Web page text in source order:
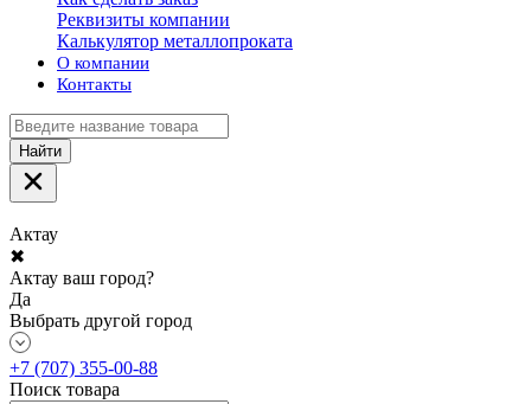
Реквизиты компании
Калькулятор металлопроката
О компании
Контакты
Найти
Актау
✖
Актау ваш город?
Да
Выбрать другой город
+7 (707) 355-00-88
Поиск товара